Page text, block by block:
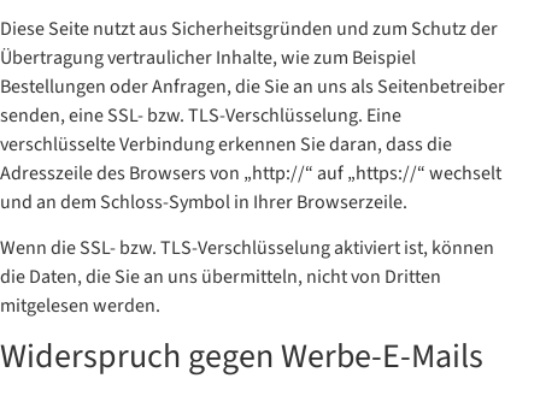
Diese Seite nutzt aus Sicherheitsgründen und zum Schutz der
Übertragung vertraulicher Inhalte, wie zum Beispiel
Bestellungen oder Anfragen, die Sie an uns als Seitenbetreiber
senden, eine SSL- bzw. TLS-Verschlüsselung. Eine
verschlüsselte Verbindung erkennen Sie daran, dass die
Adresszeile des Browsers von „http://“ auf „https://“ wechselt
und an dem Schloss-Symbol in Ihrer Browserzeile.
Wenn die SSL- bzw. TLS-Verschlüsselung aktiviert ist, können
die Daten, die Sie an uns übermitteln, nicht von Dritten
mitgelesen werden.
Widerspruch gegen Werbe-E-Mails